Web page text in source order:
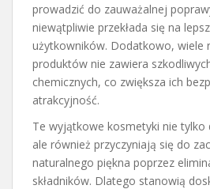
prowadzić do zauważalnej
niewątpliwie przekłada się na
użytkowników. Dodatkowo, wiele
produktów nie zawiera
chemicznych, co zwiększa ich
atrakcyjność.
Te wyjątkowe kosmetyki nie tylko
ale również przyczyniają się do
naturalnego piękna poprzez
składników. Dlatego stanowią